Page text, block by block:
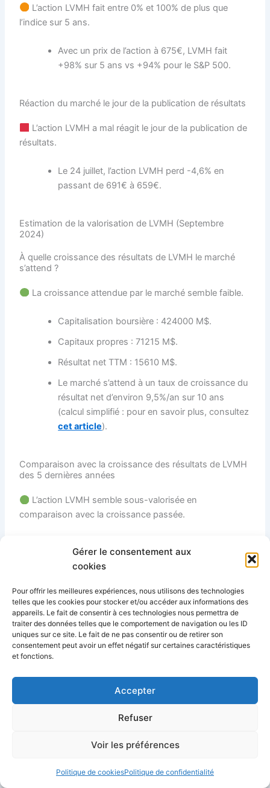
Gérer le consentement aux
cookies
Pour offrir les meilleures expériences, nous utilisons des technologies
telles que les cookies pour stocker et/ou accéder aux informations des
appareils. Le fait de consentir à ces technologies nous permettra de
traiter des données telles que le comportement de navigation ou les ID
uniques sur ce site. Le fait de ne pas consentir ou de retirer son
consentement peut avoir un effet négatif sur certaines caractéristiques
et fonctions.
Accepter
Refuser
Voir les préférences
Politique de cookiesPolitique de confidentialité
L’action LVMH fait entre 0% et 100% de plus que
l’indice sur 5 ans.
Avec un prix de l’action à 675€, LVMH fait
+98% sur 5 ans vs +94% pour le S&P 500.
Réaction du marché le jour de la publication de résultats
L’action LVMH a mal réagit le jour de la publication de
résultats.
Le 24 juillet, l’action LVMH perd -4,6% en
passant de 691€ à 659€.
Estimation de la valorisation de LVMH (Septembre
2024)
À quelle croissance des résultats de LVMH le marché
s’attend ?
La croissance attendue par le marché semble faible.
Capitalisation boursière : 424000 M$.
Capitaux propres : 71215 M$.
Résultat net TTM : 15610 M$.
Le marché s’attend à un taux de croissance du
résultat net d’environ 9,5%/an sur 10 ans
(calcul simplifié : pour en savoir plus, consultez
cet article).
Comparaison avec la croissance des résultats de LVMH
des 5 dernières années
L’action LVMH semble sous-valorisée en
comparaison avec la croissance passée.
années : 16,1%/an.
Ecart : 6,6%.
PER de LVMH par rapport à la croissance
Le PER par rapport à la croissance semble modéré.
Forward PE de 19, PEG de 2,1 selon
Zonebourse (chiffres 2025).
Capitalisation boursière de LVMH par rapport aux
La capitalisation boursière semble logique par rapport